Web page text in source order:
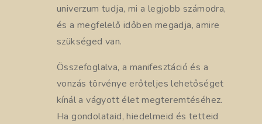
univerzum tudja, mi a legjobb számodra,
és a megfelelő időben megadja, amire
szükséged van.
Összefoglalva, a manifesztáció és a
vonzás törvénye erőteljes lehetőséget
kínál a vágyott élet megteremtéséhez.
Ha gondolataid, hiedelmeid és tetteid